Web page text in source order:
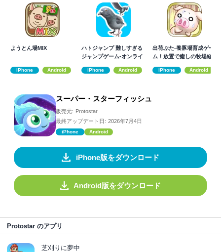
ようとん場MIX
iPhone Android
ハトジャンプ 難しすぎる
ジャンプゲーム-オンライ
iPhone Android
出荷ぶた-養豚場育成ゲー
ム！放置で癒しの牧場経
iPhone Android
スーパー・スターフィッシュ
販売元: Protostar
最終アップデート日: 2026年7月4日
iPhone Android
iPhone版をダウンロード
Android版をダウンロード
Protostar のアプリ
芝刈りに夢中